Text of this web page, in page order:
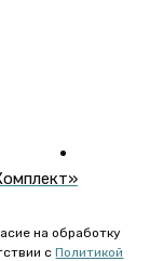
на обработку
сПолитикой